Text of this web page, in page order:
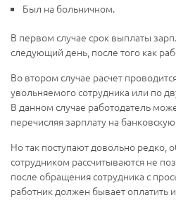
Был на больничном.
В первом случае срок выплаты
следующий день, после того как
Во втором случае расчет
увольняемого сотрудника или по
В данном случае работодатель
перечисляя зарплату на
Но так поступают довольно редко,
сотрудником рассчитываются не
после обращения сотрудника с
работник должен бывает оплатить